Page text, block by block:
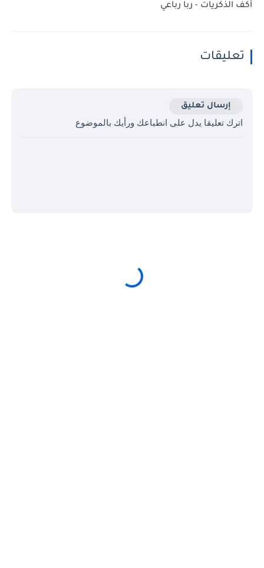
أكف الذكريات - ربا رباعي
تعليقات
إرسال تعليق
اترك تعليقا يدل على انطباعك ورأيك بالموضوع